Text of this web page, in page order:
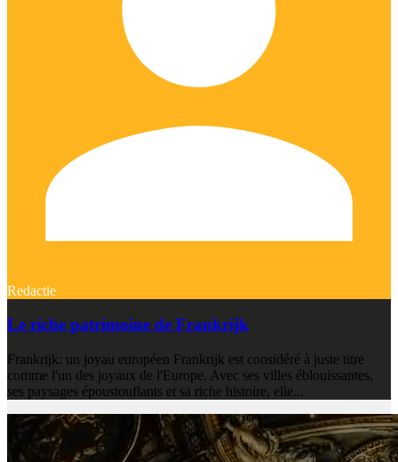
Redactie
Le riche patrimoine de Frankrijk
Frankrijk: un joyau européen Frankrijk est considéré à juste titre
comme l'un des joyaux de l'Europe. Avec ses villes éblouissantes,
ses paysages époustouflants et sa riche histoire, elle...